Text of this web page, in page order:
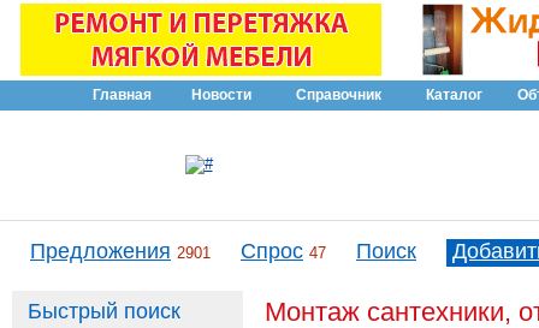
Главная Новости Справочник Каталог
Предложения 2901 Спрос 47 Поиск
Быстрый поиск Монтаж сантехники,